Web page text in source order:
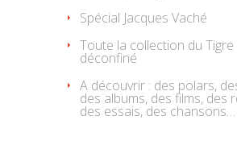
Spécial Jacques Vaché
Toute la collection du Tigre
déconfiné
A découvrir : des polars,
des albums, des films, des
des essais, des chansons…